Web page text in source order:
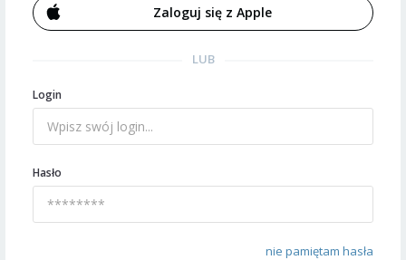
Zaloguj się z Apple
LUB
Login
Hasło
nie pamiętam hasła